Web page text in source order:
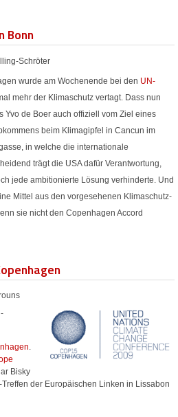
Bonn
Schröter
wurde am Wochenende bei den UN-
mehr der Klimaschutz vertagt. Dass nun
Yvo de Boer auch offiziell vom Ziel eines
beim Klimagipfel in Cancun im
in welche die internationale
trägt die USA dafür Verantwortung,
jede ambitionierte Lösung verhinderte. Und
Mittel aus den vorgesehenen Klimaschutz-
sie nicht den Copenhagen Accord
.
Bisky
der Europäischen Linken in Lissabon